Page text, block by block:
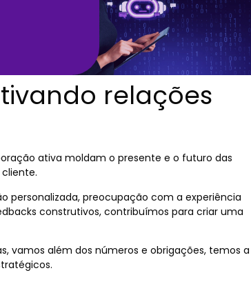
relações
ativa moldam o presente e o futuro das
preocupação com a experiência
construtivos, contribuímos para criar uma
vamos além dos números e obrigações, temos a